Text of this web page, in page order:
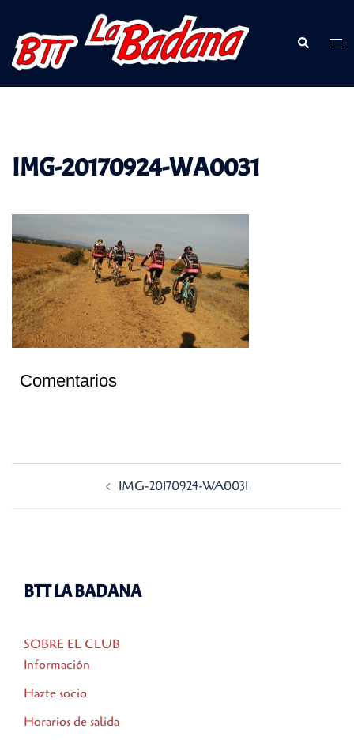
contenido
Buscar
IMG-20170924-WA0031
Comentarios
IMG-20170924-WA0031
BTT LA BADANA
SOBRE EL CLUB
Información
Hazte socio
Horarios de salida